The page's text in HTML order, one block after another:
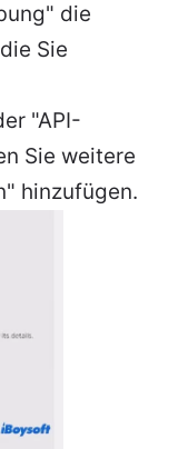
die
Sie
"API-
Sie weitere
hinzufügen.